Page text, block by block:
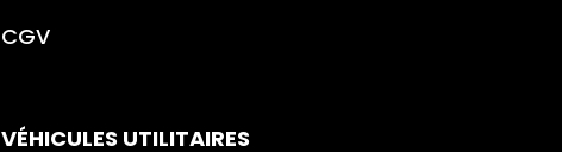
CGV
VÉHICULES UTILITAIRES